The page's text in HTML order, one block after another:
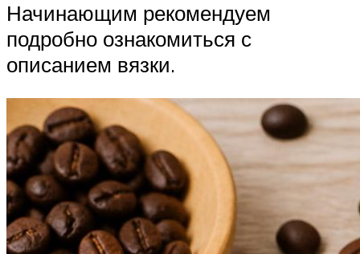
Начинающим рекомендуем
подробно ознакомиться с
описанием вязки.